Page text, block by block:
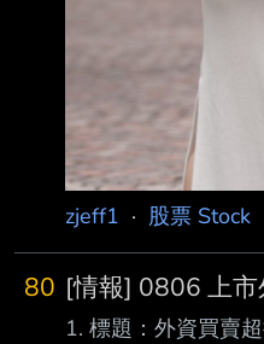
zjeff1 · 股票 Stock
80 [情報] 0806 上
1. 標題：外資買賣